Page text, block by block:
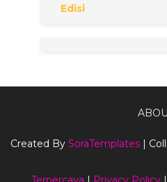
Edisi
Created By SoraTemplates |